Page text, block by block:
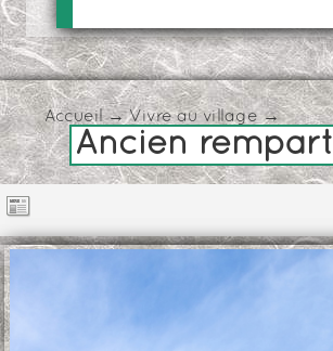
Accueil→Vivre au village →
Ancien rempart